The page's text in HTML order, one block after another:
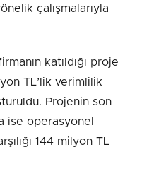
çalışmalarıyla
katıldığı proje
TL’lik verimlilik
Projenin son
ise operasyonel
144 milyon TL